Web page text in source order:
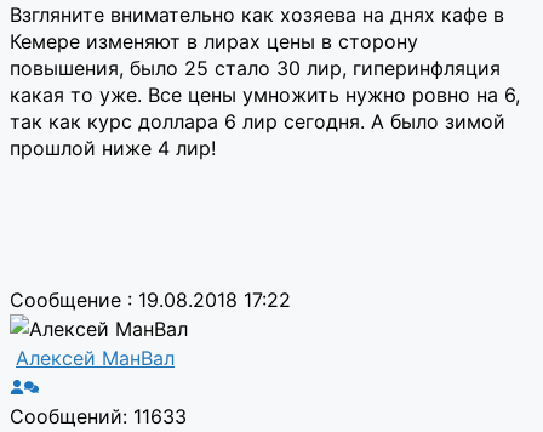
Взгляните внимательно как хозяева на днях кафе в
Кемере изменяют в лирах цены в сторону
повышения, было 25 стало 30 лир, гиперинфляция
какая то уже. Все цены умножить нужно ровно на 6,
так как курс доллара 6 лир сегодня. А было зимой
прошлой ниже 4 лир!
Сообщение : 19.08.2018 17:22
Алексей МанВал
Сообщений: 11633